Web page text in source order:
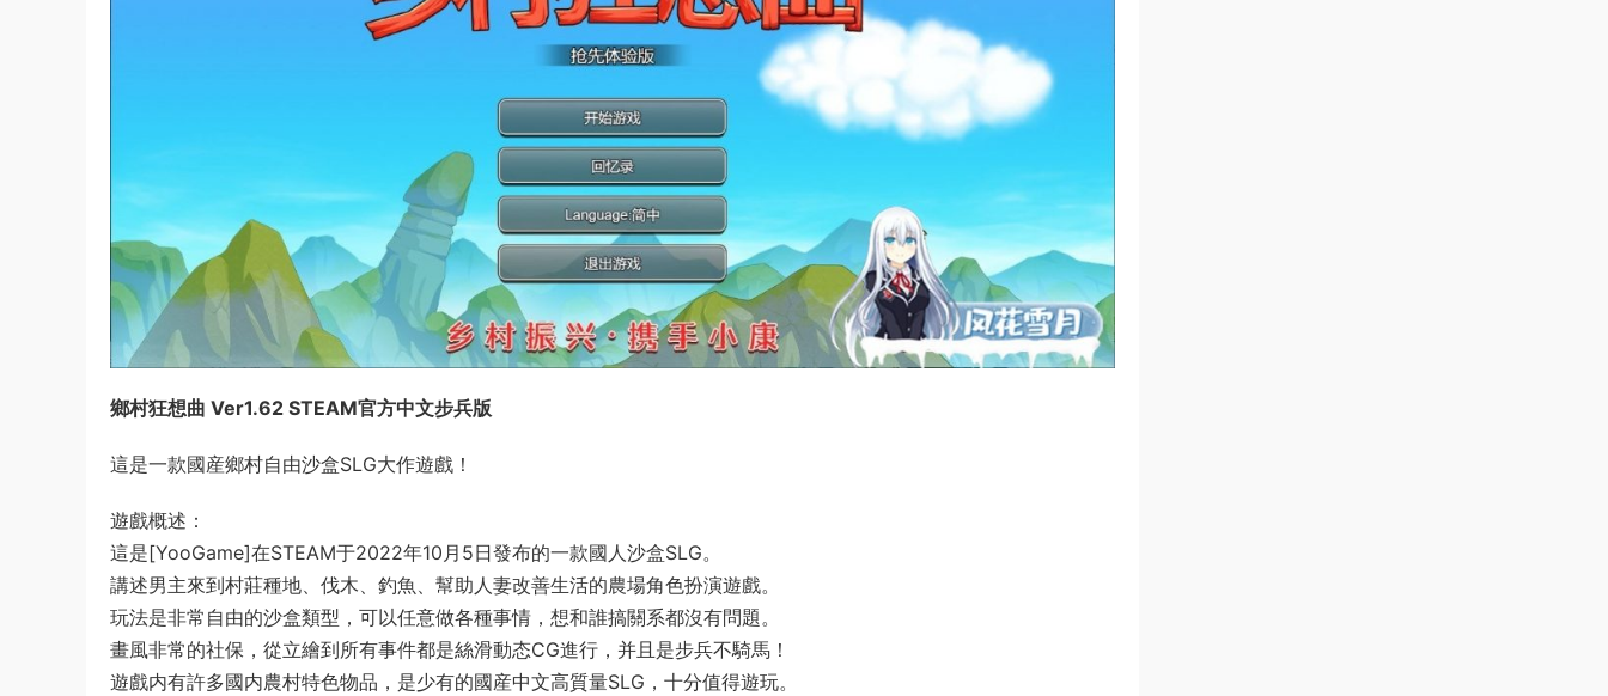
鄉村狂想曲 Ver1.62 STEAM官方中文步兵版
這是一款國産鄉村自由沙盒SLG大作遊戲！
遊戲概述：
這是[YooGame]在STEAM于2022年10月5日發布的一款國人沙盒SLG。
講述男主來到村莊種地、伐木、釣魚、幫助人妻改善生活的農場角色扮演遊戲。
玩法是非常自由的沙盒類型，可以任意做各種事情，想和誰搞關系都沒有問題。
畫風非常的社保，從立繪到所有事件都是絲滑動态CG進行，并且是步兵不騎馬！
遊戲内有許多國内農村特色物品，是少有的國産中文高質量SLG，十分值得遊玩。